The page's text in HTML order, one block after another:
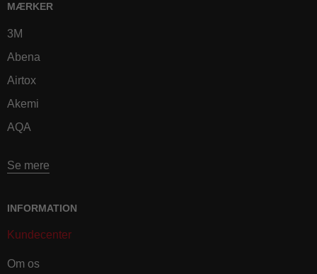
MÆRKER
3M
Abena
Airtox
Akemi
AQA
Se mere
INFORMATION
Kundecenter
Om os